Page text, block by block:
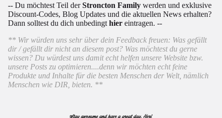
-- Du möchtest Teil derStroncton Family werden und exklusive
Discount-Codes, Blog Updates und die aktuellen News erhalten?
Dann solltest du dich unbedingt hier eintragen. --
** Wir würden uns sehr über dein Feedback freuen: Was gefällt
dir / gefällt dir nicht an diesem post? Was möchtest du gerne
wissen? Du würdest uns damit echt helfen unsere Website bzw.
unsere Posts zu optimieren....denn wir möchten echt feine
Produkte und Inhalte für die besten Menschen der Welt, nämlich
Menschen wie DIR, bieten. **